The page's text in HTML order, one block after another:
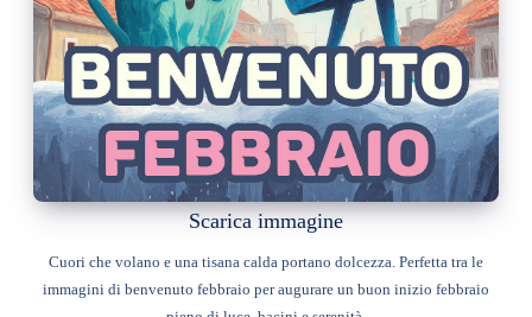
Scarica immagine
Cuori che volano e una tisana calda portano dolcezza. Perfetta tra le
immagini di benvenuto febbraio per augurare un buon inizio febbraio